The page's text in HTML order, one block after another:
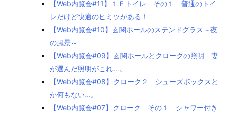
【Web内覧会#11】１Ｆトイレ その１ 普通のトイ
レだけど快適のヒミツがある！
【Web内覧会#10】玄関ホールのステンドグラス～夜
の風景～
【Web内覧会#09】玄関ホールとクロークの照明 妻
が選んだ照明がこれ…。
【Web内覧会#08】クローク２ シューズボックスと
か何もない…。
【Web内覧会#07】クローク その１ シャワー付き